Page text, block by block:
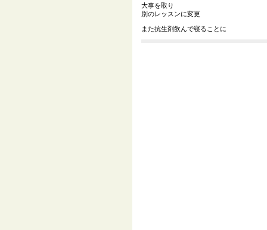
大事を取り
別のレッスンに変更
また抗生剤飲んで寝ることに